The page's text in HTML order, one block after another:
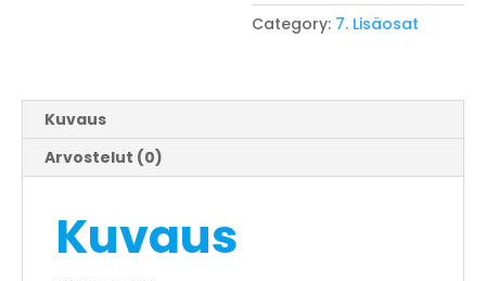
Category: 7. Lisäosat
Kuvaus
Arvostelut (0)
Kuvaus